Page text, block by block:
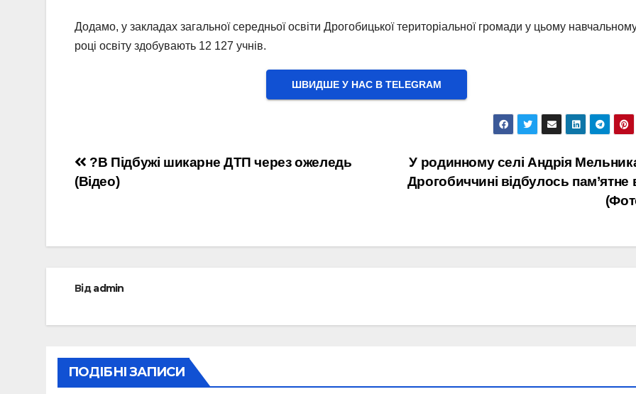
Додамо, у закладах загальної середньої освіти Дрогобицької територіальної громади у цьому
році освіту здобувають 12 127 учнів.
ШВИДШЕ У НАС В ТELEGRAM
Навігація
записів
У родинному селі Андрія
Дрогобиччині відбулось пам’ятне
?В Підбужі шикарне ДТП через ожеледь
(Відео)
Відadmin
ПОДІБНІ ЗАПИСИ